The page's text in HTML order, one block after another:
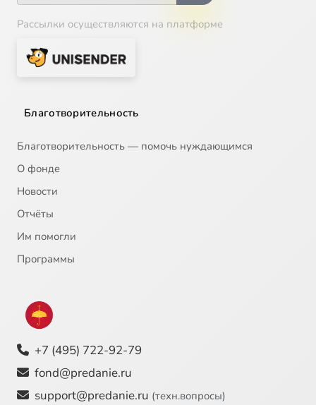
Рассылки осуществляются на платформе
Благотворительность
Благотворительность — помочь нуждающимся
О фонде
Новости
Отчёты
Им помогли
Программы
+7 (495) 722-92-79
fond@predanie.ru
support@predanie.ru (техн.вопросы)